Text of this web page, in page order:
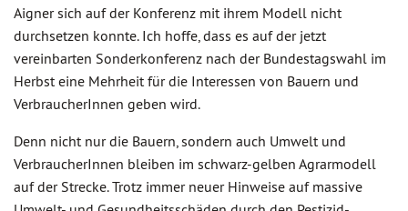
Aigner sich auf der Konferenz mit ihrem Modell nicht
durchsetzen konnte. Ich hoffe, dass es auf der jetzt
vereinbarten Sonderkonferenz nach der Bundestagswahl im
Herbst eine Mehrheit für die Interessen von Bauern und
VerbraucherInnen geben wird.
Denn nicht nur die Bauern, sondern auch Umwelt und
VerbraucherInnen bleiben im schwarz-gelben Agrarmodell
auf der Strecke. Trotz immer neuer Hinweise auf massive